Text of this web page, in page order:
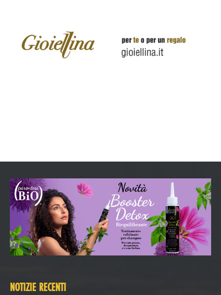
NOTIZIE RECENTI